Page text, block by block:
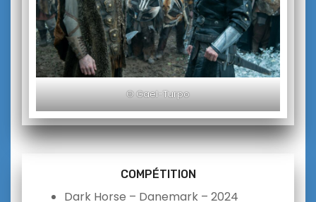
© Gael-Turpo
COMPÉTITION
Dark Horse – Danemark – 2024